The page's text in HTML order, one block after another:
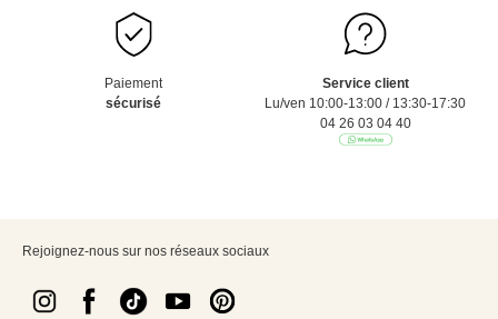
Paiement
sécurisé
Service client
Lu/ven 10:00-13:00 / 13:30-17:30
04 26 03 04 40
Rejoignez-nous sur nos réseaux sociaux